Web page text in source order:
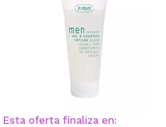
Esta oferta finaliza en: